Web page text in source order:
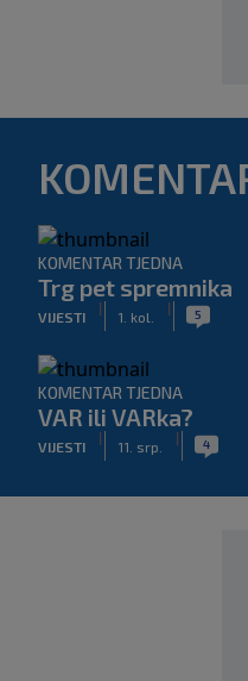
KOMENTAR TJEDNA
Trg pet spremnika
VIJESTI
|
1. kol.
| 5
KOMENTAR TJEDNA
VAR ili VARka?
VIJESTI
|
11. srp.
| 4